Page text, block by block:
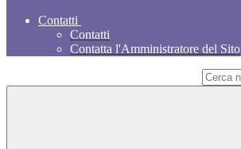
Contatti
Contatti
Contatta l'Amministratore del Sito